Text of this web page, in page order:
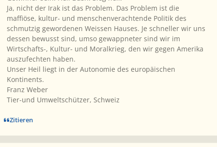
Ja, nicht der Irak ist das Problem. Das Problem ist die
maffiöse, kultur- und menschenverachtende Politik des
schmutzig gewordenen Weissen Hauses. Je schneller wir uns
dessen bewusst sind, umso gewappneter sind wir im
Wirtschafts-, Kultur- und Moralkrieg, den wir gegen Amerika
auszufechten haben.
Unser Heil liegt in der Autonomie des europäischen
Kontinents.
Franz Weber
Tier-und Umweltschützer, Schweiz
Zitieren